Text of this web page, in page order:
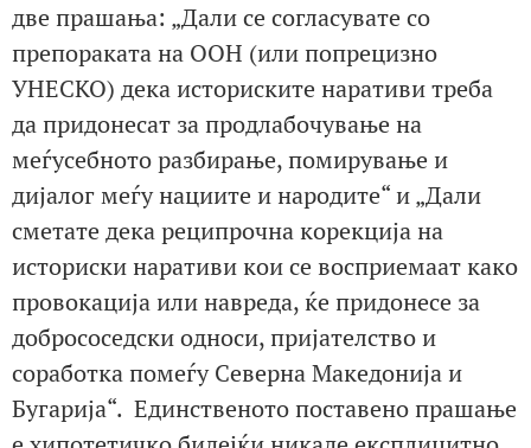
две прашања: „Дали се согласувате со
препораката на ООН (или попрецизно
УНЕСКО) дека историските наративи треба
да придонесат за продлабочување на
меѓусебното разбирање, помирување и
дијалог меѓу нациите и народите“ и „Дали
сметате дека реципрочна корекција на
историски наративи кои се восприемаат како
провокација или навреда, ќе придонесе за
добрососедски односи, пријателство и
соработка помеѓу Северна Македонија и
Бугарија“. Единственото поставено прашање